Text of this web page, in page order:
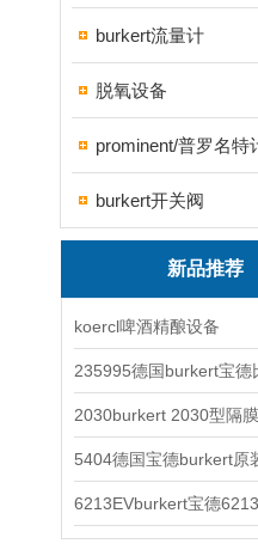
burkert流量计
脱氧设备
burkert开关阀
新品推荐
koercl啤酒精酿设备